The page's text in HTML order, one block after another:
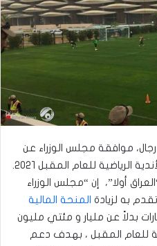
موافقة مجلس الوزراء عن
الرياضية للعام المقبل ٢٠٢١.
أولا”، إن “مجلس الوزراء
به لزيادة المنحة المالية
بدلاً عن مليار و مئتي مليون
للعام المقبل ، بهدف دعم